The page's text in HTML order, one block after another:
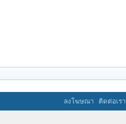
ลงโฆษณา ติดต่อเรา